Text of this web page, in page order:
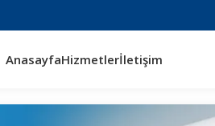
AnasayfaHizmetlerİletişim